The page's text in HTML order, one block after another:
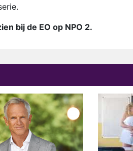
bij de EO op NPO 2.